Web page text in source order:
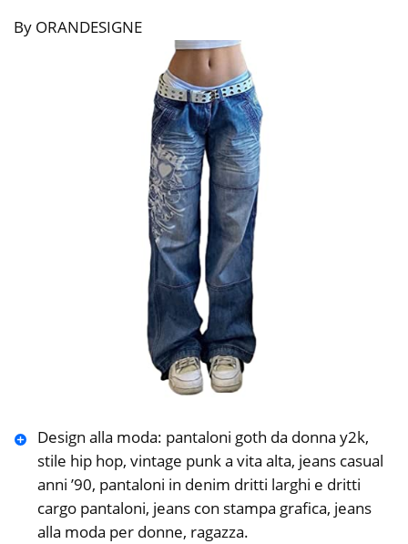
By ORANDESIGNE
Design alla moda: pantaloni goth da donna y2k,
stile hip hop, vintage punk a vita alta, jeans casual
anni ’90, pantaloni in denim dritti larghi e dritti
cargo pantaloni, jeans con stampa grafica, jeans
alla moda per donne, ragazza.